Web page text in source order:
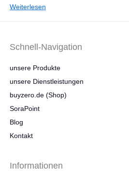
Weiterlesen
Schnell-Navigation
unsere Produkte
unsere Dienstleistungen
buyzero.de (Shop)
SoraPoint
Blog
Kontakt
Informationen